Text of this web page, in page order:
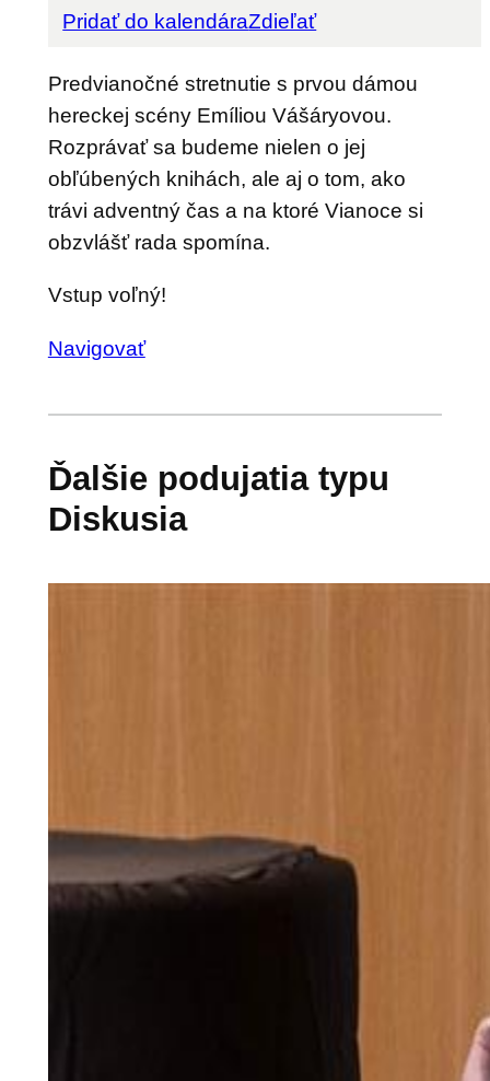
Pridať do kalendáraZdieľať
Predvianočné stretnutie s prvou dámou
hereckej scény Emíliou Vášáryovou.
Rozprávať sa budeme nielen o jej
obľúbených knihách, ale aj o tom, ako
trávi adventný čas a na ktoré Vianoce si
obzvlášť rada spomína.
Vstup voľný!
Navigovať
Ďalšie podujatia typu
Diskusia